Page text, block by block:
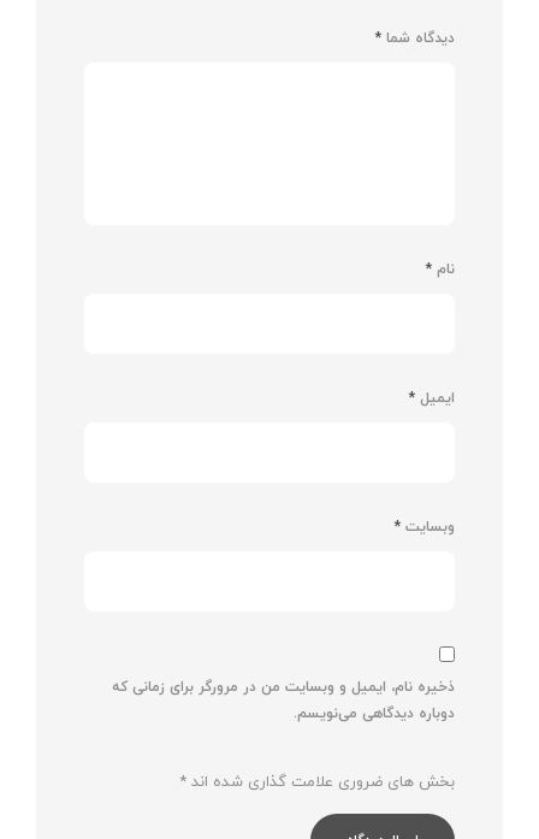
دیدگاه شما *
نام *
ایمیل *
وبسایت *
ذخیره نام، ایمیل و وبسایت من در مرورگر برای زمانی که
دوباره دیدگاهی می‌نویسم.
بخش های ضروری علامت گذاری شده اند *